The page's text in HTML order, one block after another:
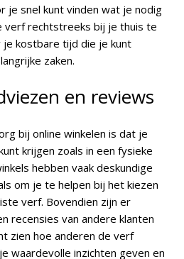
je snel kunt vinden wat je nodig
verf rechtstreeks bij je thuis te
kostbare tijd die je kunt
zaken.
en reviews
bij online winkelen is dat je
krijgen zoals in een fysieke
hebben vaak deskundige
om je te helpen bij het kiezen
verf. Bovendien zijn er
recensies van andere klanten
zien hoe anderen de verf
waardevolle inzichten geven en